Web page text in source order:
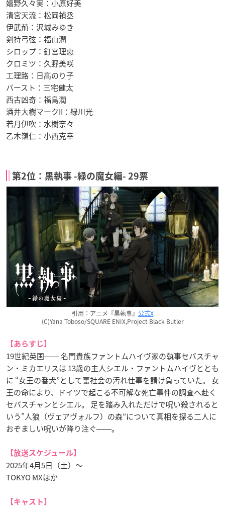
嬉野久々実：小原好美
清宮天流：松岡禎丞
伊武荊：沢城みゆき
剣持弓弦：福山潤
シロップ：釘宮理恵
クロミツ：久野美咲
工理路：日髙のり子
バースト：三宅健太
西古凶奇：福島潤
酒井大樹マークII：緑川光
若月伊吹：水樹奈々
乙木嶺仁：小西克幸
第2位：黒執事 -緑の魔女編- 29票
引用：アニメ『黒執事』 公式X
(C)Yana Toboso/SQUARE ENIX,Project Black Butler
【あらすじ】
19世紀英国―― 名門貴族ファントムハイヴ家の執事セバスチャ
ン・ミカエリスは 13歳の主人シエル・ファントムハイヴととも
に “女王の番犬”として裏社会の汚れ仕事を請け負っていた。 女
王の命により、ドイツで起こる不可解な死亡事件の調査へ赴く
セバスチャンとシエル。 足を踏み入れただけで呪い殺されると
いう”人狼（ヴェアヴォルフ）の森”について真相を探る二人に
おぞましい呪いが降り注ぐ――。
【放送スケジュール】
2025年4月5日（土）〜
TOKYO MXほか
【キャスト】